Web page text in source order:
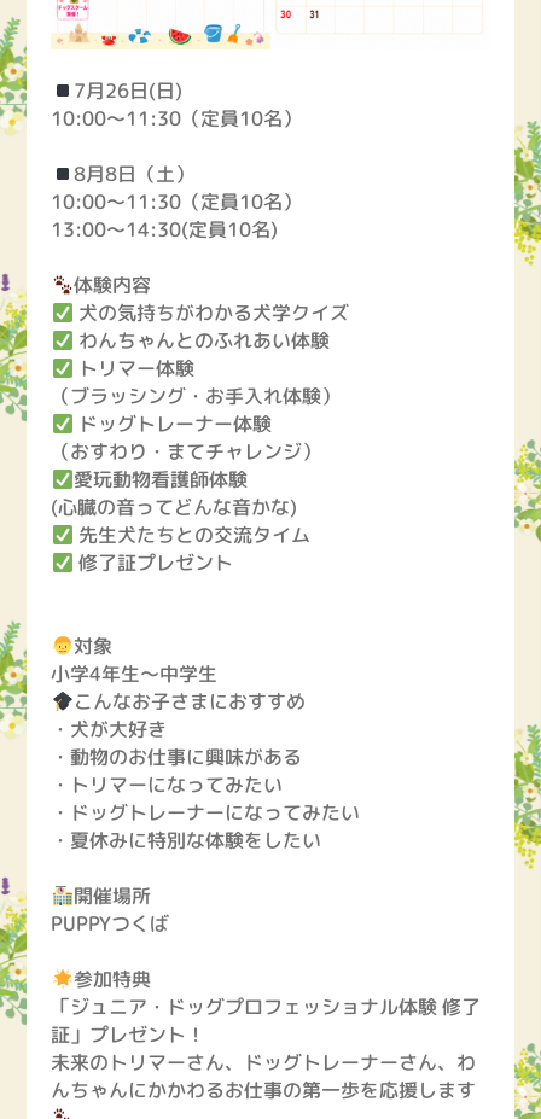
7月26日(日)
10:00〜11:30（定員10名）
8月8日（土）
10:00〜11:30（定員10名）
13:00〜14:30(定員10名)
体験内容
犬の気持ちがわかる犬学クイズ
わんちゃんとのふれあい体験
トリマー体験
（ブラッシング・お手入れ体験）
ドッグトレーナー体験
（おすわり・まてチャレンジ）
愛玩動物看護師体験
(心臓の音ってどんな音かな)
先生犬たちとの交流タイム
修了証プレゼント
対象
小学4年生〜中学生
こんなお子さまにおすすめ
・犬が大好き
・動物のお仕事に興味がある
・トリマーになってみたい
・ドッグトレーナーになってみたい
・夏休みに特別な体験をしたい
開催場所
PUPPYつくば
参加特典
「ジュニア・ドッグプロフェッショナル体験 修了
証」プレゼント！
未来のトリマーさん、ドッグトレーナーさん、わ
んちゃんにかかわるお仕事の第一歩を応援します